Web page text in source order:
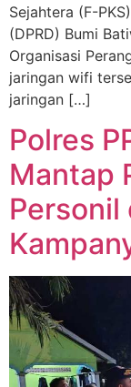
Sejahtera (F-
(DPRD) Bumi
Organisasi
jaringan wifi
jaringan […]
Polres
Mantap
Personil